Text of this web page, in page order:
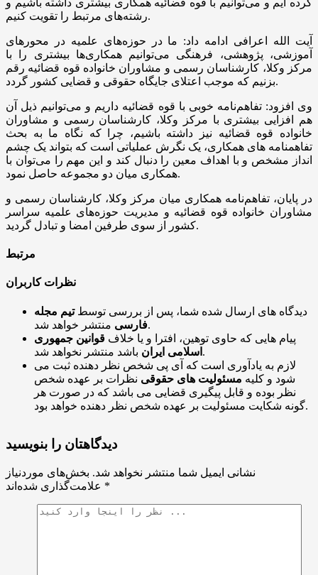
رشته‌های مرتبط را تقویت کنیم.
آیت الله اعرافی ادامه داد: ما در حوزه‌های علمیه در محورهای
آموزشی، پژوهشی، فرهنگی می‌توانیم همکاری‌ها بیشتری را با
مرکز وکلا، کارشناسان رسمی و مشاوران خانواده قوه قضائیه رقم
بزنیم که موجب اعتلای جایگاه حقوقی و قضایی کشور گردد.
وی افزود: تفاهم‌نامه خوبی با قوه قضائیه داریم و می‌توانیم ذیل آن
هم افزایی بیشتری با مرکز وکلا، کارشناسان رسمی و مشاوران
خانواده قوه قضائیه نیز داشته باشیم، چرا که نگاه ما به بحث
تفاهمنامه های همکاری، یک نگرش عملیاتی است که بتواند یک چشم
انداز مشخص و با اهداف معین را دنبال کند و این مهم را می‌توان با
همکاری میان دو مجموعه حاصل نمود.
در پایان، تفاهم‌نامه همکاری میان مرکز وکلا، کارشناسان رسمی و
مشاوران خانواده قوه قضائیه و مدیریت حوزه‌های علمیه سراسر
کشور از سوی طرفین امضا و تبادل گردید.
مرتبط
نظرات کاربران
دیدگاه های ارسال شده شما، پس از بررسی توسطتیم مجله
فارسیمنتشر خواهد شد.
پیام هایی که حاوی توهین، افترا و یا خلاف قوانین جمهوری
اسلامی ایران باشد منتشر نخواهد شد.
لازم به یادآوری است که آی پی شخص نظر دهنده ثبت می
شود و کلیه مسئولیت های حقوقی نظرات بر عهده شخص
نظر بوده و قابل پیگیری قضایی می باشد که در صورت هر
گونه شکایت مسئولیت بر عهده شخص نظر دهنده خواهد بود.
دیدگاهتان را بنویسید
نشانی ایمیل شما منتشر نخواهد شد. بخش‌های موردنیاز
*